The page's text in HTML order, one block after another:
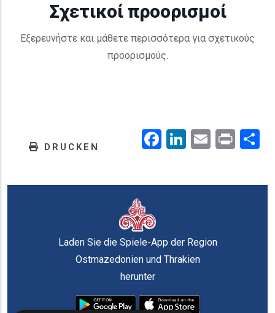
Σχετικοί προορισμοί
Εξερευνήστε και μάθετε περισσότερα για σχετικούς
προορισμούς.
DRUCKEN Facebook
LinkedIn
EmailPrint
Laden Sie die Spiele-App der Region
Ostmazedonien und Thrakien
herunter